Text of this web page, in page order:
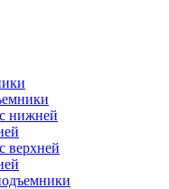
нижней
верхней